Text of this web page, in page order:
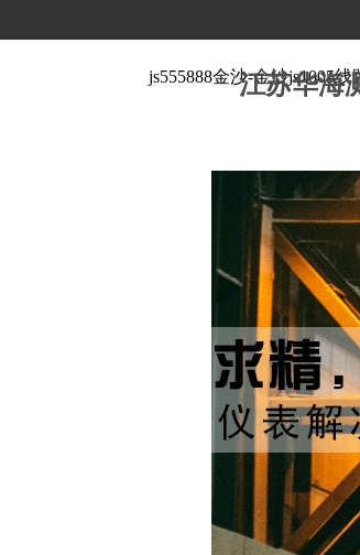
江苏华海
js555888金沙-金沙js1005线